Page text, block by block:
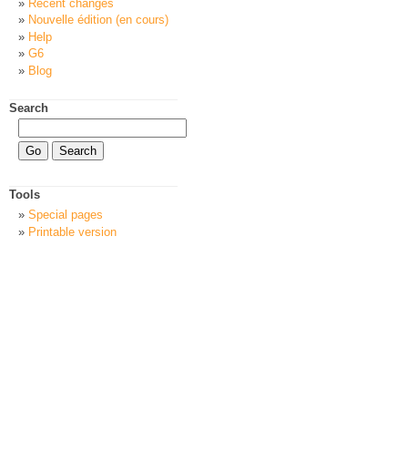
Recent changes
Nouvelle édition (en cours)
Help
G6
Blog
Search
Tools
Special pages
Printable version